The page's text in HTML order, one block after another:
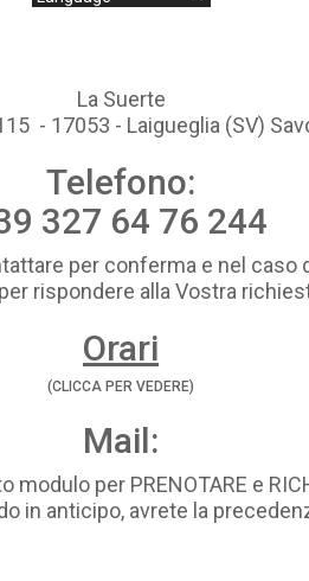
La Suerte
- 17053 - Laigueglia (SV)
Telefono:
327 64 76 244
per conferma e nel
rispondere alla Vostra
Orari
(CLICCA PER VEDERE)
Mail:
per PRENOTARE e
in anticipo, avrete la